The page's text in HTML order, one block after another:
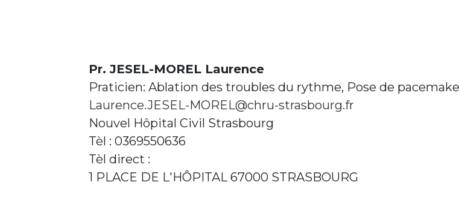
Pr. JESEL-MOREL Laurence
Praticien: Ablation des troubles du rythme, Pose de
Laurence.JESEL-MOREL@chru-strasbourg.fr
Nouvel Hôpital Civil Strasbourg
Tèl : 0369550636
Tèl direct :
1 PLACE DE L'HÔPITAL 67000 STRASBOURG